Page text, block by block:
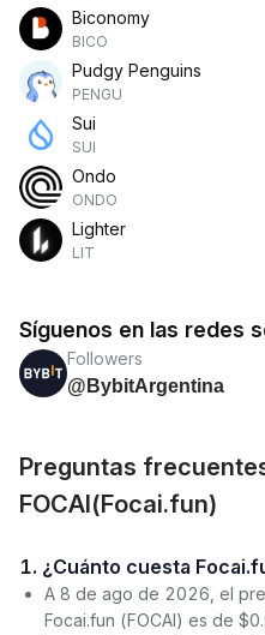
Biconomy
BICO
Pudgy Penguins
PENGU
Sui
SUI
Ondo
ONDO
Lighter
LIT
Síguenos en las redes
Followers
@BybitArgentina
Preguntas
FOCAI(Focai.fun)
1. ¿Cuánto cuesta
A 8 de ago de 2026, el
Focai.fun (FOCAI) es de